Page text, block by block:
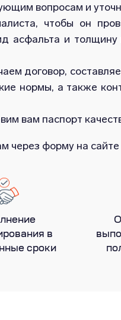
вопросам и
чтобы он
асфальта и
договор,
нормы, а также
вам паспорт
через форму на
в
сроки